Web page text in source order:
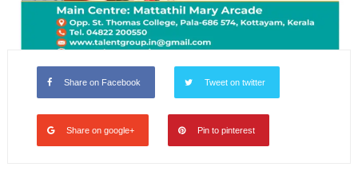
Share on Facebook Tweet on twitter
Share on google+ Pin to pinterest